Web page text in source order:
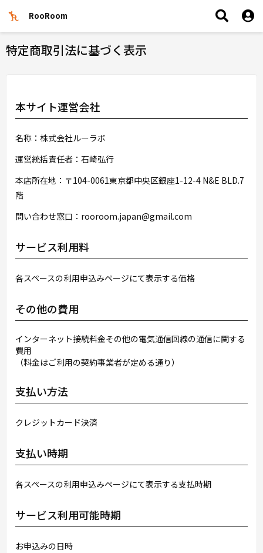
RooRoom
特定商取引法に基づく表示
本サイト運営会社
名称：株式会社ルーラボ
運営統括責任者：石崎弘行
本店所在地：〒104-0061東京都中央区銀座1-12-4 N&E BLD.7
階
問い合わせ窓口：rooroom.japan@gmail.com
サービス利用料
各スペースの利用申込みページにて表示する価格
その他の費用
インターネット接続料金その他の電気通信回線の通信に関する
費用
（料金はご利用の契約事業者が定める通り）
支払い方法
クレジットカード決済
支払い時期
各スペースの利用申込みページにて表示する支払時期
サービス利用可能時期
お申込みの日時